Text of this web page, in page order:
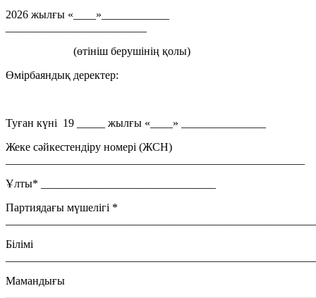
2026 жылғы «____»____________
(өтініш берушінің қолы)
Өмірбаяндық деректер:
Туған күні 19 _____ жылғы «____» _______________
Жеке сәйкестендіру номері (ЖСН)
Ұлты* _______________________________
Партиядағы мүшелігі *
Білімі
Мамандығы